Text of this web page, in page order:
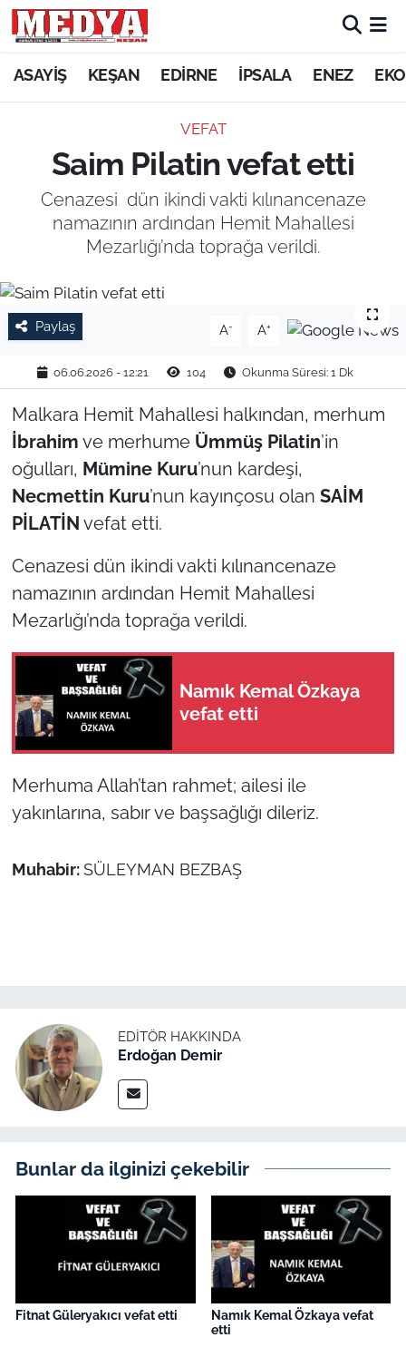
ASAYİŞ KEŞAN EDİRNE İPSALA ENEZ
VEFAT
Saim Pilatin vefat etti
Cenazesi dün ikindi vakti kılınancenaze
namazının ardından Hemit Mahallesi
Mezarlığı’nda toprağa verildi.
Paylaş A- A+
06.06.2026 - 12:21 104 Okunma Süresi: 1 Dk
Malkara Hemit Mahallesi halkından, merhum
İbrahim ve merhume Ümmüş Pilatin’in
oğulları, Mümine Kuru’nun kardeşi,
Necmettin Kuru’nun kayınçosu olan SAİM
PİLATİN vefat etti.
Cenazesi dün ikindi vakti kılınancenaze
namazının ardından Hemit Mahallesi
Mezarlığı’nda toprağa verildi.
Namık Kemal Özkaya
vefat etti
Merhuma Allah’tan rahmet; ailesi ile
yakınlarına, sabır ve başsağlığı dileriz.
Muhabir: SÜLEYMAN BEZBAŞ
EDITÖR HAKKINDA
Erdoğan Demir
Bunlar da ilginizi çekebilir
Fitnat Güleryakıcı vefat etti
Namık Kemal Özkaya vefat
etti
KEŞAN
ASAYİŞ
SİYASET
GÜNDEM
EKONOMİ
EĞİTİM
TARIM VE HAYVANCILIK
KÜLTÜR SANAT
RESMİ İLAN
SPOR
YAŞAM
EDİRNE
TEKİRDAĞ
ÇANAKKALE
Politika
Flaş Haber
Magazin
İş Dünyası
Bilim Teknoloji
English News